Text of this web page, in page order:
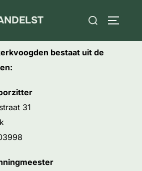
Zoek
bestaat uit de
31